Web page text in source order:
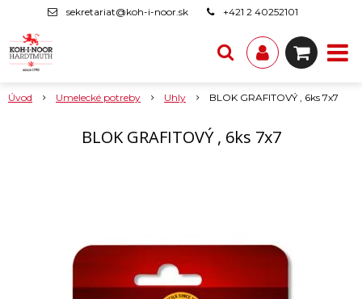
sekretariat@koh-i-noor.sk +421 2 40252101
Úvod Umelecké potreby Uhly BLOK GRAFITOVÝ , 6ks 7x7
BLOK GRAFITOVÝ , 6ks 7x7